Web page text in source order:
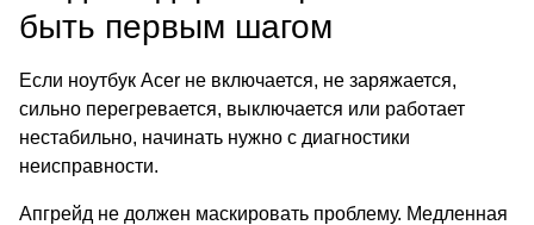
быть первым шагом
Если ноутбук Acer не включается, не заряжается,
сильно перегревается, выключается или работает
нестабильно, начинать нужно с диагностики
неисправности.
Апгрейд не должен маскировать проблему. Медленная